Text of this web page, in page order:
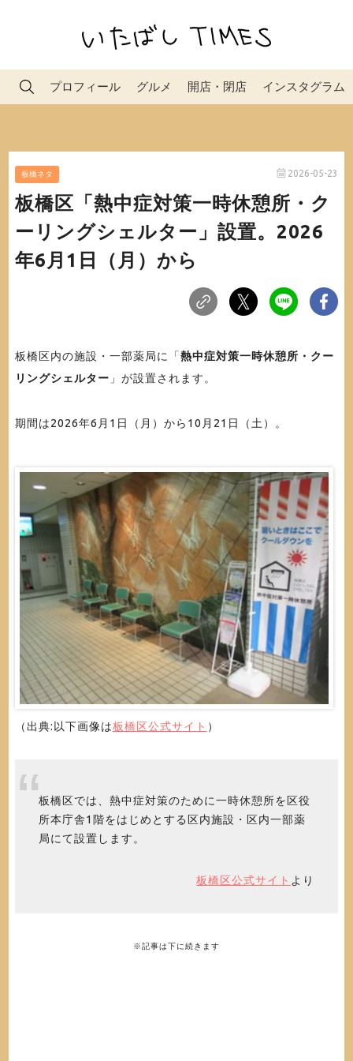
プロフィール グルメ 開店・閉店 インスタグラム
板橋ネタ 2026-05-23
板橋区「熱中症対策一時休憩所・ク
ーリングシェルター」設置。2026
年6月1日（月）から
板橋区内の施設・一部薬局に「熱中症対策一時休憩所・クー
リングシェルター 」が設置されます。
期間は2026年6月1日（月）から10月21日（土）。
（出典:以下画像は板橋区公式サイト ）
板橋区では、熱中症対策のために一時休憩所を区役
所本庁舎1階をはじめとする区内施設・区内一部薬
局にて設置します。
板橋区公式サイト より
※記事は下に続きます